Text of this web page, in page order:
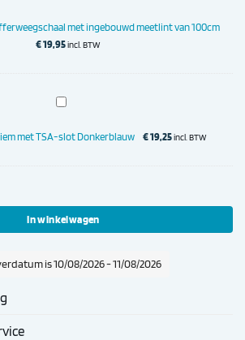
kofferweegschaal
met
100cm
met ingebouwd meetlint van 100cm
€19,95incl. BTW
Decent
met
met TSA-slot Donkerblauw €19,25incl. BTW
In winkelwagen
is 10/08/2026 - 11/08/2026